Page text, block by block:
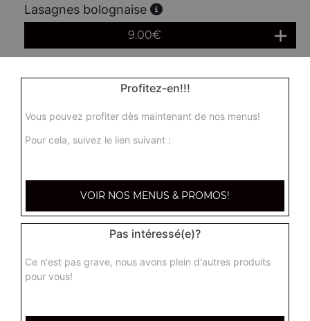
Lasagnes bolognaise
9.00€
Profitez-en!!!
Vous pouvez profiter dès maintenant de nos menus!
Pour cela, suivez le lien suivant :
VOIR NOS MENUS & PROMOS!
Pas intéressé(e)?
Ce n'est pas grave, nous avons plein d'autres produits
pour vous!